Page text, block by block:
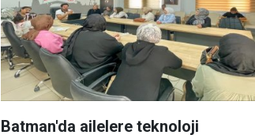
Batman'da ailelere teknoloji